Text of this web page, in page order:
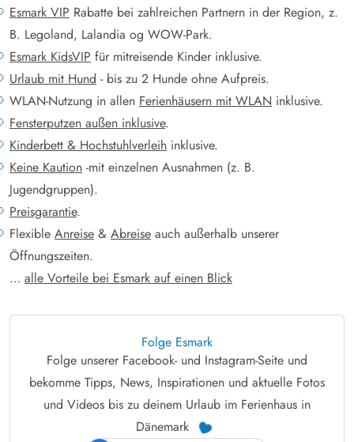
Esmark VIP Rabatte bei zahlreichen Partnern in der Region, z.
B. Legoland, Lalandia og WOW-Park.
Esmark KidsVIP für mitreisende Kinder inklusive.
Urlaub mit Hund - bis zu 2 Hunde ohne Aufpreis.
WLAN-Nutzung in allen Ferienhäusern mit WLAN inklusive.
Fensterputzen außen inklusive.
Kinderbett & Hochstuhlverleih inklusive.
Keine Kaution -mit einzelnen Ausnahmen (z. B.
Jugendgruppen).
Preisgarantie.
Flexible Anreise & Abreise auch außerhalb unserer
Öffnungszeiten.
… alle Vorteile bei Esmark auf einen Blick
Folge Esmark
Folge unserer Facebook- und Instagram-Seite und
bekomme Tipps, News, Inspirationen und aktuelle Fotos
und Videos bis zu deinem Urlaub im Ferienhaus in
Dänemark